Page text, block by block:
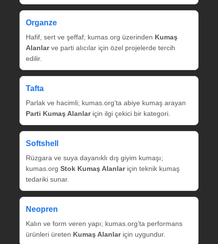
Organze
Hafif, sert ve şeffaf; kumas.org üzerinden Kumaş
Alanlarve parti alıcılar için özel projelerde tercih
edilir.
Tafta
Parlak ve hacimli; kumas.org’ta abiye kumaş arayan
Parti Kumaş Alanlariçin ilgi çekici bir kategori.
Softshell
Rüzgara ve suya dayanıklı dış giyim kumaşı;
kumas.org Stok Kumaş Alanlariçin teknik kumaş
tedariki sunar.
Neopren
Kalın ve form veren yapı; kumas.org’ta performans
ürünleri üreten Kumaş Alanlariçin uygundur.